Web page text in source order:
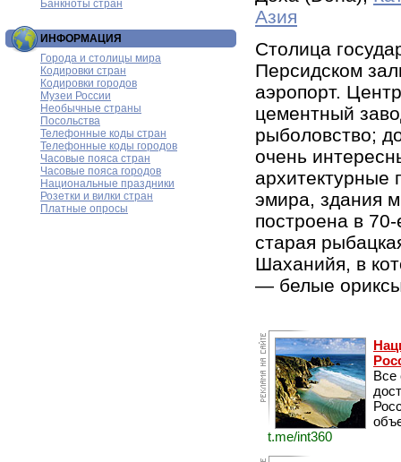
Банкноты стран
ИНФОРМАЦИЯ
Города и столицы мира
Кодировки стран
Кодировки городов
Музеи России
Необычные страны
Посольства
Телефонные коды стран
Телефонные коды городов
Часовые пояса стран
Часовые пояса городов
Национальные праздники
Розетки и вилки стран
Платные опросы
Азия
Столица
Персидском
аэропорт.
цементный
рыболовство;
очень
архитектурные
эмира, здания
построена в
старая
Шаханийя, в
— белые
Все
t.me/int360